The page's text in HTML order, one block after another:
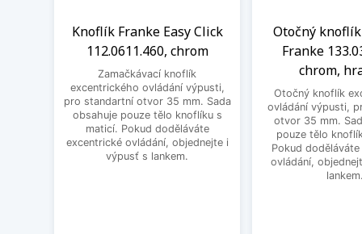
Knoflík Franke Easy Click
112.0611.460, chrom
Zamačkávací knoflík
excentrického ovládání výpusti,
pro standartní otvor 35 mm. Sada
obsahuje pouze tělo knoflíku s
maticí. Pokud doděláváte
excentrické ovládání, objednejte i
výpusť s lankem.
Otočný
Franke
chrom,
Otočný knoflík
ovládání výpusti,
otvor 35 mm.
pouze tělo
Pokud
ovládání,
lankem.